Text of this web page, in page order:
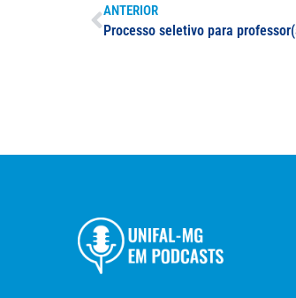
ANTERIOR
Processo seletivo para